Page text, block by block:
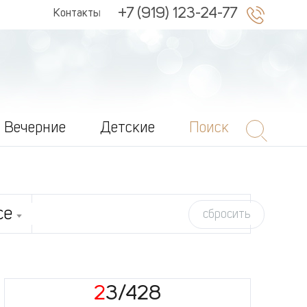
Контакты +7 (919) 123-24-77
Вечерние Детские Поиск
сбросить
23/428